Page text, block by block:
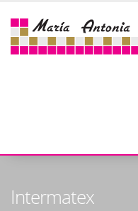
Intermatex